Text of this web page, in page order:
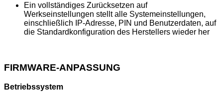
Ein vollständiges Zurücksetzen auf
Werkseinstellungen stellt alle Systemeinstellungen,
einschließlich IP-Adresse, PIN und Benutzerdaten, auf
die Standardkonfiguration des Herstellers wieder her
FIRMWARE-ANPASSUNG
Betriebssystem